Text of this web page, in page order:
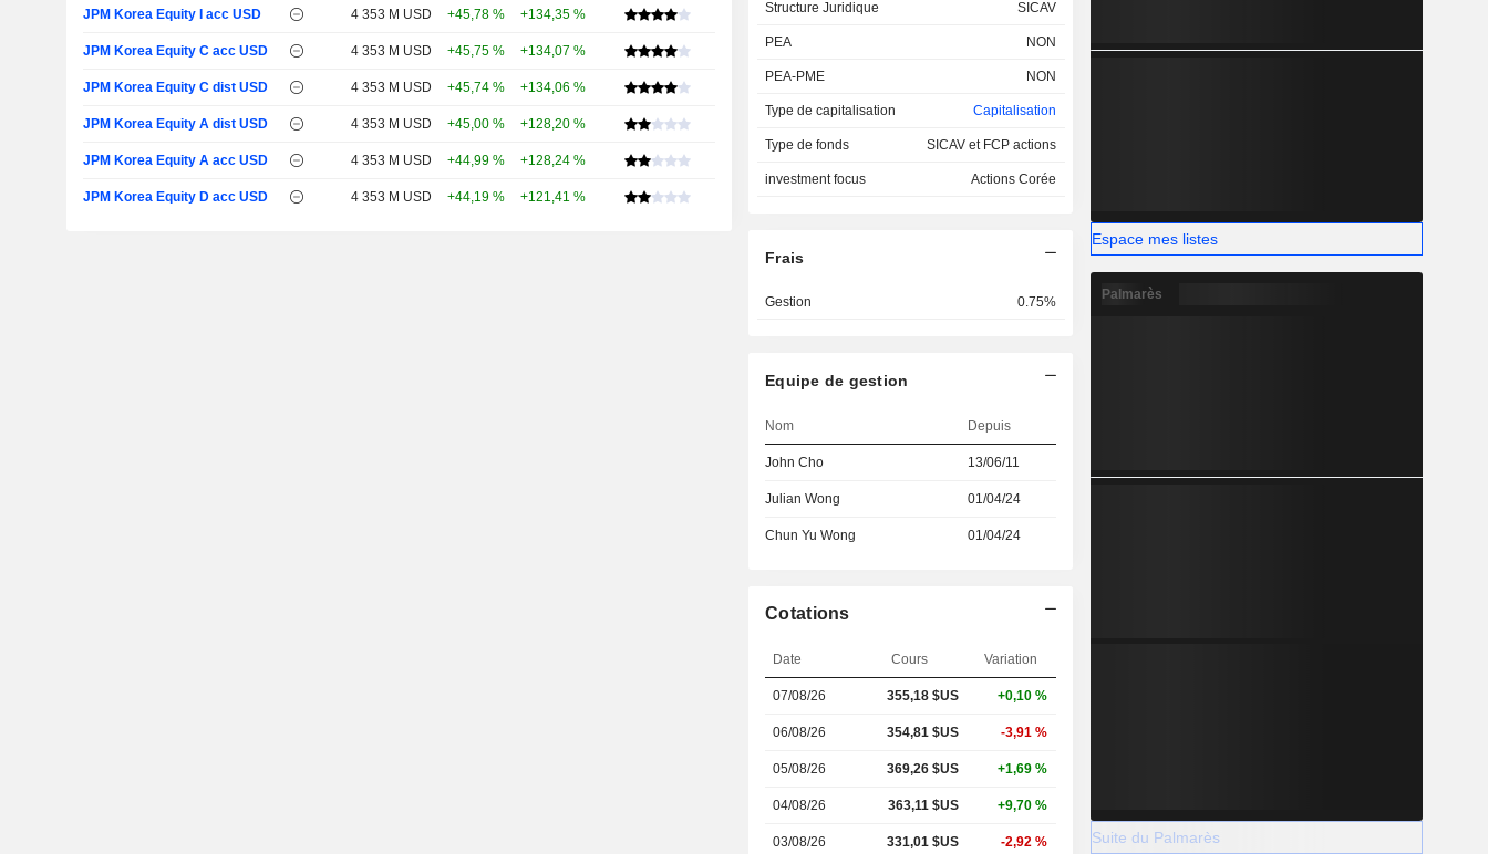
JPM Korea Equity I acc USD 4 353 M USD +45,78 % +134,35 %
JPM Korea Equity C acc USD 4 353 M USD +45,75 % +134,07 %
JPM Korea Equity C dist USD 4 353 M USD +45,74 % +134,06 %
JPM Korea Equity A dist USD 4 353 M USD +45,00 % +128,20 %
JPM Korea Equity A acc USD 4 353 M USD +44,99 % +128,24 %
JPM Korea Equity D acc USD 4 353 M USD +44,19 % +121,41 %
Structure Juridique SICAV
PEA NON
PEA-PME NON
Type de capitalisation Capitalisation
Type de fonds SICAV et FCP actions
investment focus Actions Corée
Frais
Gestion 0.75%
Equipe de gestion
Nom Depuis
John Cho 13/06/11
Julian Wong 01/04/24
Chun Yu Wong 01/04/24
Cotations
Date Cours Variation
07/08/26 355,18 $US +0,10 %
06/08/26 354,81 $US -3,91 %
05/08/26 369,26 $US +1,69 %
04/08/26 363,11 $US +9,70 %
03/08/26 331,01 $US -2,92 %
Espace mes listes
Palmarès
Suite du Palmarès